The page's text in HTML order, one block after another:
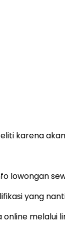
karena
lowongan
yang
online melalui